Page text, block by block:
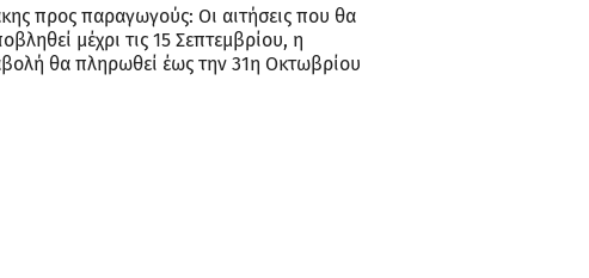
προς παραγωγούς: Οι αιτήσεις που θα
μέχρι τις 15 Σεπτεμβρίου, η
θα πληρωθεί έως την 31η Οκτωβρίου